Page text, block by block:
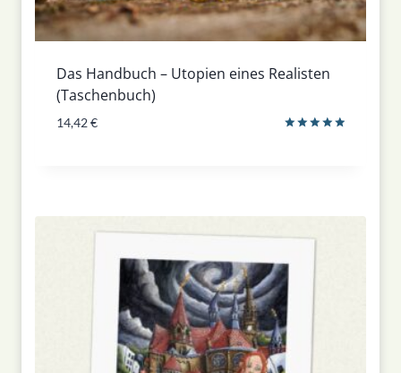
Das Handbuch – Utopien eines Realisten
(Taschenbuch)
14,42€